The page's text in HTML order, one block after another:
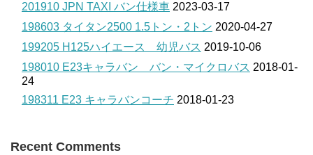
201910 JPN TAXI バン仕様車 2023-03-17
198603 タイタン2500 1.5トン・2トン 2020-04-27
199205 H125ハイエース 幼児バス 2019-10-06
198010 E23キャラバン バン・マイクロバス 2018-01-
24
198311 E23 キャラバンコーチ 2018-01-23
Recent Comments